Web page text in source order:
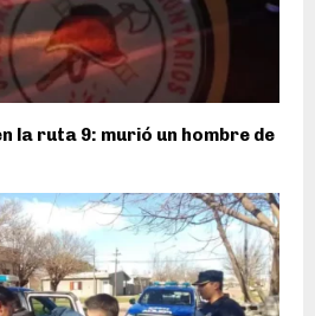
la ruta 9: murió un hombre de